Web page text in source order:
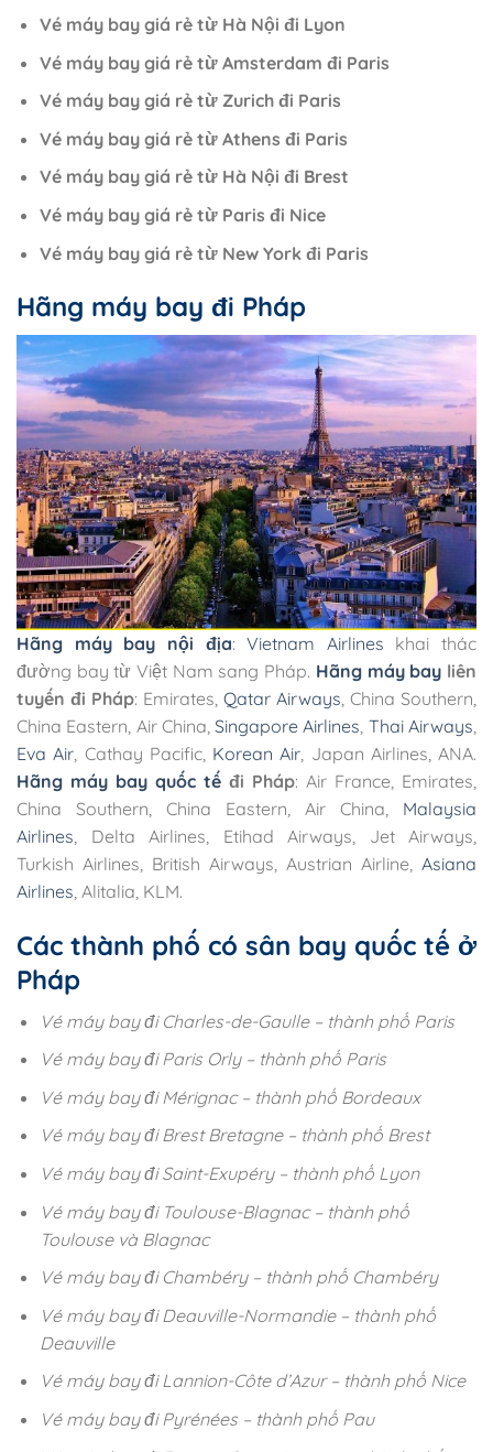
Vé máy bay giá rẻ từ Hà Nội đi Lyon
Vé máy bay giá rẻ từ Amsterdam đi Paris
Vé máy bay giá rẻ từ Zurich đi Paris
Vé máy bay giá rẻ từ Athens đi Paris
Vé máy bay giá rẻ từ Hà Nội đi Brest
Vé máy bay giá rẻ từ Paris đi Nice
Vé máy bay giá rẻ từ New York đi Paris
Hãng máy bay đi Pháp
Hãng máy bay nội địa:Vietnam Airlines khai thác
đường bay từ Việt Nam sang Pháp. Hãng máy bay liên
tuyến đi Pháp: Emirates, Qatar Airways, China Southern,
China Eastern, Air China,Singapore Airlines, Thai Airways,
Eva Air, Cathay Pacific, Korean Air, Japan Airlines, ANA.
Hãng máy bay quốc tế đi Pháp: Air France, Emirates,
China Southern, China Eastern, Air China, Malaysia
Airlines, Delta Airlines, Etihad Airways, Jet Airways,
Turkish Airlines, British Airways, Austrian Airline, Asiana
Airlines, Alitalia, KLM.
Các thành phố có sân bay quốc tế ở
Pháp
Vé máy bay đi Charles-de-Gaulle – thành phố Paris
Vé máy bay đi Paris Orly – thành phố Paris
Vé máy bay đi Mérignac – thành phố Bordeaux
Vé máy bay đi Brest Bretagne – thành phố Brest
Vé máy bay đi Saint-Exupéry – thành phố Lyon
Vé máy bay đi Toulouse-Blagnac – thành phố
Toulouse và Blagnac
Vé máy bay đi Chambéry – thành phố Chambéry
Vé máy bay đi Deauville-Normandie – thành phố
Deauville
Vé máy bay đi Lannion-Côte d’Azur – thành phố Nice
Vé máy bay đi Pyrénées – thành phố Pau